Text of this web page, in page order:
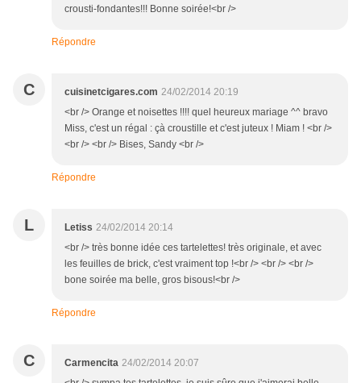
crousti-fondantes!!! Bonne soirée!<br />
Répondre
C cuisinetcigares.com 24/02/2014 20:19
<br /> Orange et noisettes !!!! quel heureux mariage ^^ bravo
Miss, c'est un régal : çà croustille et c'est juteux ! Miam ! <br />
<br /> <br /> Bises, Sandy <br />
Répondre
L Letiss 24/02/2014 20:14
<br /> très bonne idée ces tartelettes! très originale, et avec
les feuilles de brick, c'est vraiment top !<br /> <br /> <br />
bone soirée ma belle, gros bisous!<br />
Répondre
C Carmencita 24/02/2014 20:07